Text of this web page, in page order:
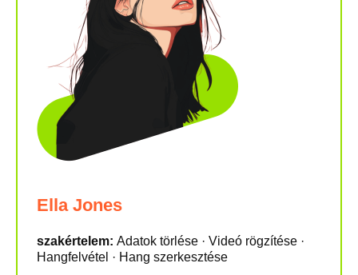
Ella Jones
szakértelem: Adatok törlése · Videó rögzítése ·
Hangfelvétel · Hang szerkesztése